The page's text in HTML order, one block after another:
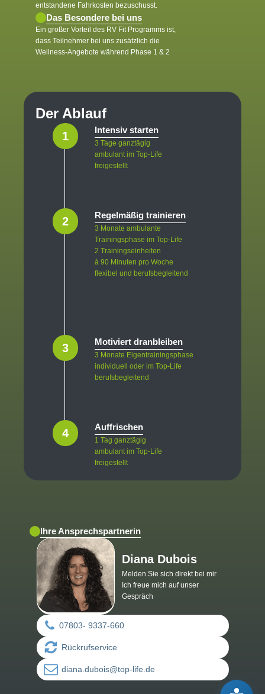
entstandene Fahrkosten bezuschusst.
Das Besondere bei uns
Ein großer Vorteil des RV Fit Programms ist,
dass Teilnehmer bei uns zusätzlich die
Wellness-Angebote während Phase 1 & 2
Der Ablauf
1 Intensiv starten
3 Tage ganztägig
ambulant im Top-Life
freigestellt
2 Regelmäßig trainieren
3 Monate ambulante
Trainingsphase im Top-Life
2 Trainingseinheiten
à 90 Minuten pro Woche
flexibel und berufsbegleitend
3 Motiviert dranbleiben
3 Monate Eigentrainingsphase
individuell oder im Top-Life
berufsbegleitend
4 Auffrischen
1 Tag ganztägig
ambulant im Top-Life
freigestellt
Ihre Ansprechspartnerin
Diana Dubois
Melden Sie sich direkt bei mir
Ich freue mich auf unser
Gespräch
07803- 9337-660
Rückrufservice
diana.dubois@top-life.de